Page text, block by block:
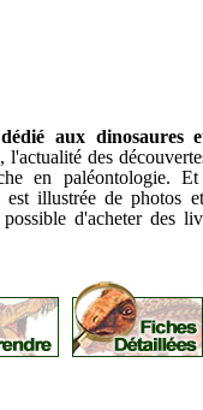
aux dinosaures
des
en paléontologie. Et
illustrée de photos
d'acheter des